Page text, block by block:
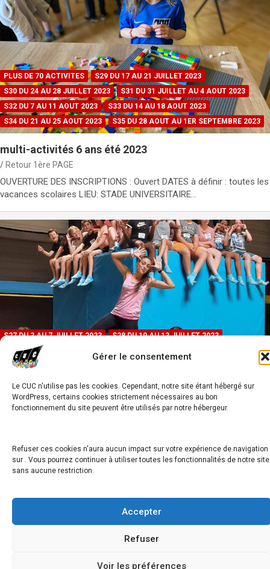
Gérer le consentement
Le CUC n'utilise pas les cookies. Cependant, notre site étant hébergé sur
WordPress, certains cookies strictement nécessaires au bon
fonctionnement du site peuvent être utilisés par notre hébergeur.
Refuser ces cookies n'aura aucun impact sur votre expérience de navigation
sur . Vous pourrez continuer à utiliser toutes les fonctionnalités de notre site
sans aucune restriction.
Accepter
Refuser
Voir les préférences
PLUS DE 70 ACTIVITES
S29 DU 17 AU 21 JUILLET 2023
S30 DU 24 AU 28 JUILLET 2023
S31 DU 31 JUILLET AU 4 AOUT 2023
S32 DU 7 AU 11 AOUT 2023
S33 DU 14 AU 18 AOUT 2023
S34 DU 21 AU 25 AOUT 2023
S35 DU 28 AOUT AU 1ER SEPTEMBRE 2023
multi-activités 6 ans été 2023
Retour 1ère PAGE
OUVERTURE DES INSCRIPTIONS : Ouvert DATES à définir : toutes les
vacances scolaires LIEU: STADE UNIVERSITAIRE…
S27 DU 3 AU 7 JUILLET 2023
S28 DU 10 AU 13 JUILLET 2023
S32 DU 7 AU 11 AOUT 2023
S34 DU 21 AU 25 AOUT 2023
S35 DU 28 AOUT AU 1ER SEPTEMBRE 2023
STAGES FUN
MULTISPORTS + sortie 11-16 ANS
S27 - S28 - S32…
Copyright © 2026